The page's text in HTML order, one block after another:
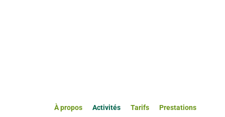
À propos Activités Tarifs Prestations